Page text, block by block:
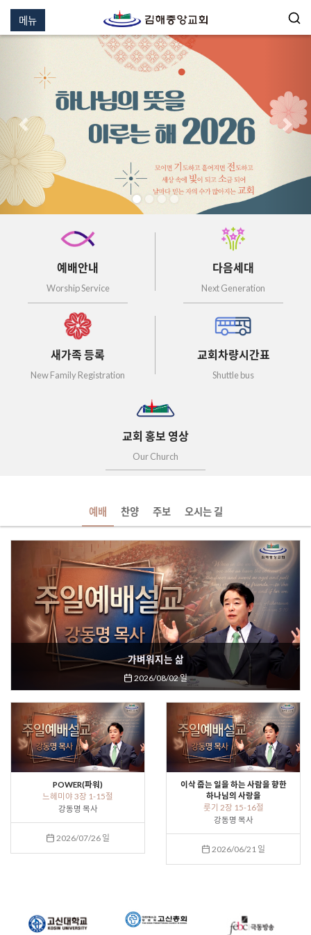
메뉴
이전 다음
예배안내
Worship Service
다음세대
Next Generation
새가족 등록
New Family Registration
교회차량시간표
Shuttle bus
교회 홍보 영상
Our Church
예배 찬양 주보 오시는 길
가벼워지는 삶
2026/08/02 일
POWER(파워)
느헤미야 3장 1-15절
강동명 목사
2026/07/26 일
이삭 줍는 일을 하는 사람을 향한
하나님의 사랑을
룻기 2장 15-16절
강동명 목사
2026/06/21 일